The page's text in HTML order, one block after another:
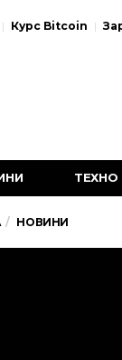
Курс Bitcoin
ТЕХНО
НОВИНИ